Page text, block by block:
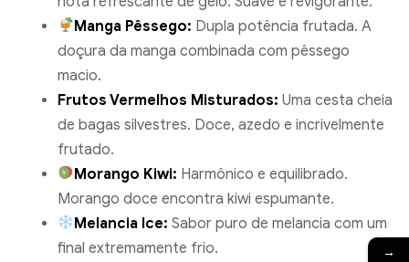
Manga Pêssego: Dupla potência frutada. A
doçura da manga combinada com pêssego
macio.
Frutos Vermelhos Misturados: Uma cesta cheia
de bagas silvestres. Doce, azedo e incrivelmente
frutado.
Morango Kiwi: Harmônico e equilibrado.
Morango doce encontra kiwi espumante.
Melancia Ice: Sabor puro de melancia com um
final extremamente frio.
→